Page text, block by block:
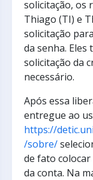
solicitação, os
Thiago (TI) e
solicitação
da senha. Eles
solicitação da
necessário.
Após essa
entregue ao
https://
/sobre/
de fato
da conta. Na